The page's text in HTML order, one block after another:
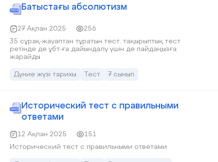
Батыстағы абсолютизм
27 Ақпан 2025
256
35 сұрақ-жауаптан тұратын тест. тақырыптық тест
ретінде де ұбт-ға дайындалу үшін де пайдаңызға
жарайды
Дүние жүзі тарихы Тест 7 сынып
Исторический тест с правильными
ответами
12 Ақпан 2025
151
Исторический тест с правильными ответами